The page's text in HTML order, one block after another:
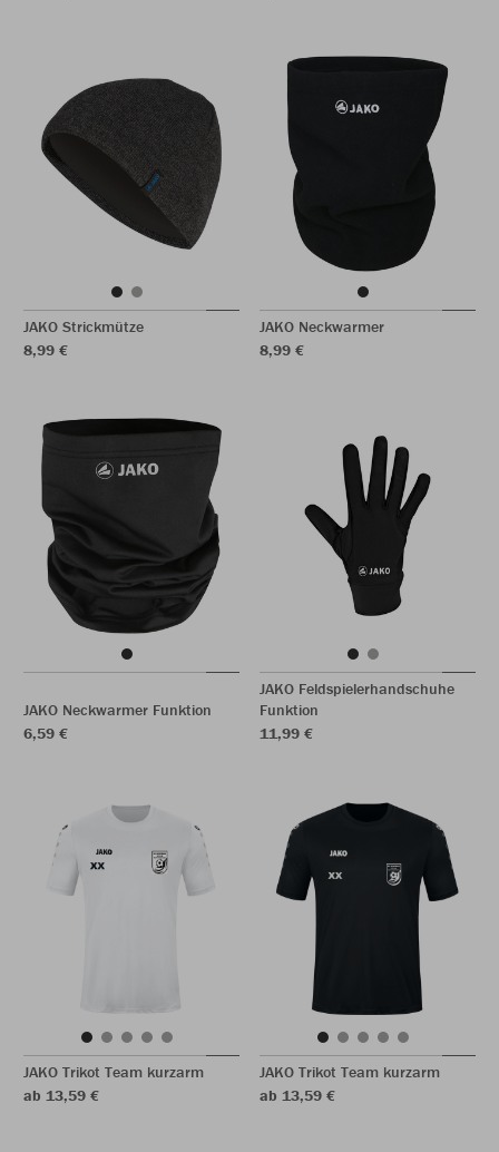
JAKO Strickmütze
8,99 €
JAKO Neckwarmer
8,99 €
JAKO Neckwarmer Funktion
6,59 €
JAKO Feldspielerhandschuhe
Funktion
11,99 €
JAKO Trikot Team kurzarm
ab 13,59 €
JAKO Trikot Team kurzarm
ab 13,59 €